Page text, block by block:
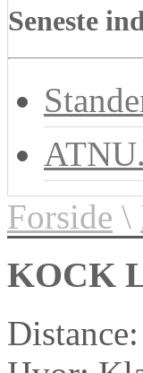
Seneste
Forside \
KOCK